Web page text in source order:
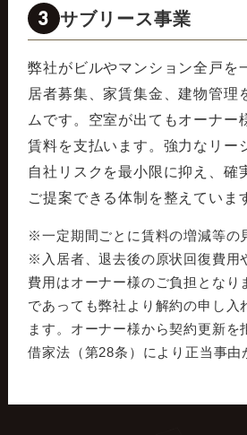
3 サブリース事業
弊社がビルやマンション全戸を
居者募集、家賃集金、建物管理
ムです。空室が出てもオーナー
賃料を支払います。強力なリー
自社リスクを最小限に抑え、確
ご提案できる体制を整えていま
※一定期間ごとに賃料の増減等の
※入居者、退去後の原状回復費用
費用はオーナー様のご負担とな
であっても弊社より解約の申し入
ます。オーナー様から契約更新を
借家法（第28条）により正当事由